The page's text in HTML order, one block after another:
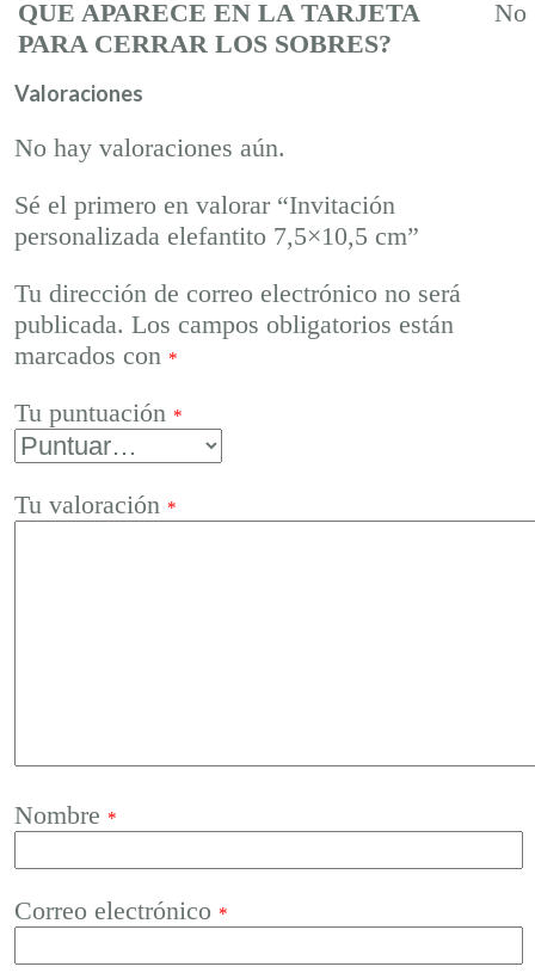
QUE APARECE EN LA TARJETA
PARA CERRAR LOS SOBRES?
No
Valoraciones
No hay valoraciones aún.
Sé el primero en valorar “Invitación
personalizada elefantito 7,5×10,5 cm”
Tu dirección de correo electrónico no será
publicada. Los campos obligatorios están
marcados con *
Tu puntuación *
Tu valoración *
Nombre *
Correo electrónico *